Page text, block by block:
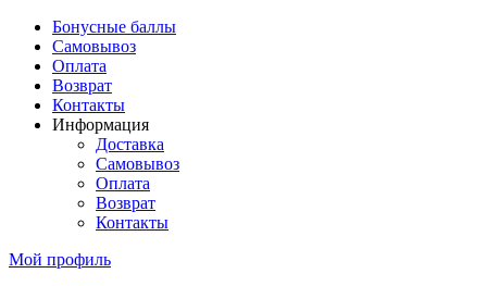
Бонусные баллы
Самовывоз
Оплата
Возврат
Контакты
Информация
Доставка
Самовывоз
Оплата
Возврат
Контакты
Мой профиль